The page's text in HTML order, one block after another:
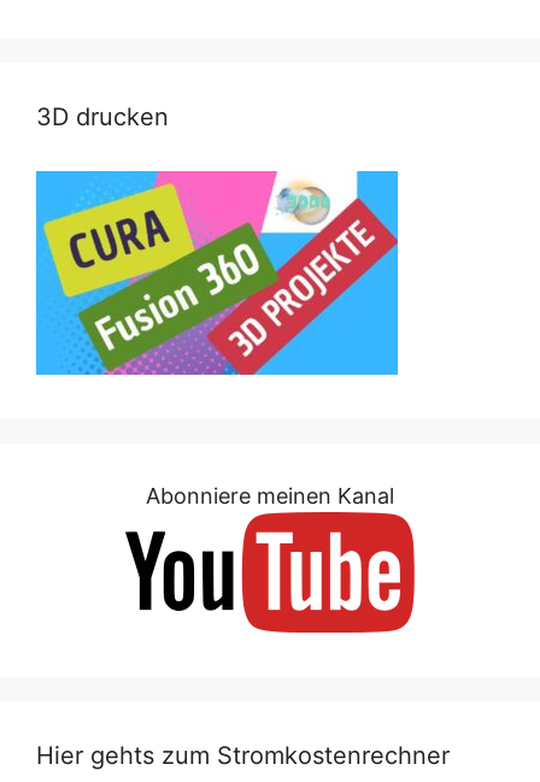
3D drucken
Abonniere meinen Kanal
Hier gehts zum Stromkostenrechner